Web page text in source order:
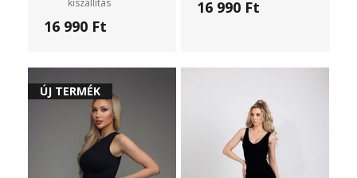
16 990 Ft
16 990 Ft
ÚJ TERMÉK